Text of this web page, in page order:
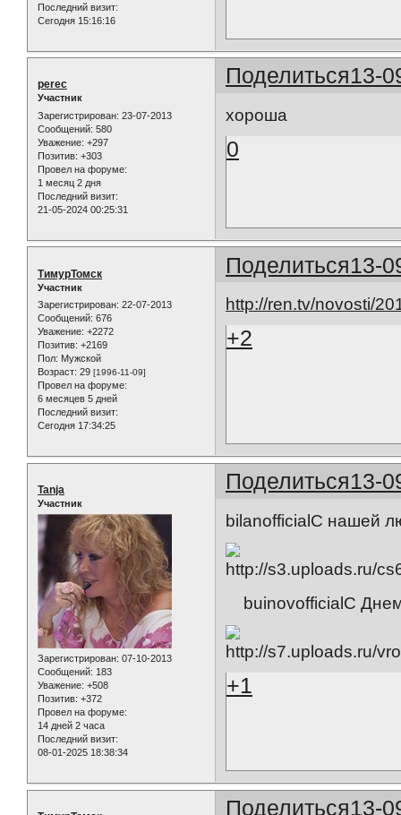
Последний визит:
Сегодня 15:16:16
Поделиться13-
perec
Участник
Зарегистрирован: 23-07-2013
Сообщений: 580
Уважение: +297
Позитив: +303
Провел на форуме:
1 месяц 2 дня
Последний визит:
21-05-2024 00:25:31
хороша
0
Поделиться13-
ТимурТомск
Участник
Зарегистрирован: 22-07-2013
Сообщений: 676
Уважение: +2272
Позитив: +2169
Пол: Мужской
Возраст: 29 [1996-11-09]
Провел на форуме:
6 месяцев 5 дней
Последний визит:
Сегодня 17:34:25
http://ren.tv/novosti/
+2
Поделиться13-
Tanja
Участник
Зарегистрирован: 07-10-2013
Сообщений: 183
Уважение: +508
Позитив: +372
Провел на форуме:
14 дней 2 часа
Последний визит:
08-01-2025 18:38:34
bilanofficialС нашей
buinovofficialС
+1
Поделиться13-